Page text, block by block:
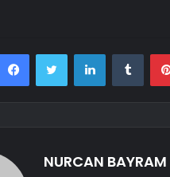
FacebookTwitter LinkedIn
NURCAN BAYRAM